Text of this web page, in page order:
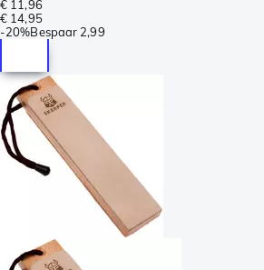
€ 11,96
€ 14,95
-20%Bespaar 2,99